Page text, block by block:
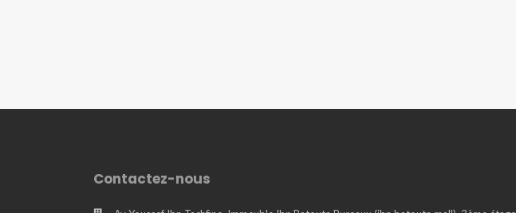
Contactez-nous